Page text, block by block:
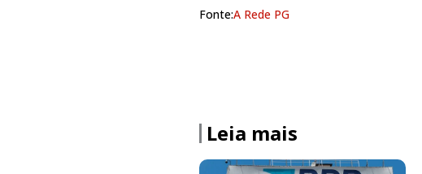
Fonte:A Rede PG
Leia mais